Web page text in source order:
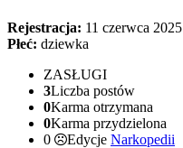
Rejestracja: 11 czerwca 2025
Płeć: dziewka
ZASŁUGI
3Liczba postów
0Karma otrzymana
0Karma przydzielona
0
Edycje Narkopedii